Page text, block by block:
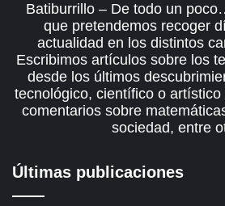
Batiburrillo – De todo un
que pretendemos recoger
actualidad en los distintos
Escribimos artículos sobre los
desde los últimos
tecnológico, científico o
comentarios sobre
sociedad, entre
Últimas publicaciones